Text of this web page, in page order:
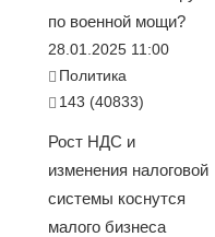
по военной мощи?
28.01.2025 11:00
Политика
143 (40833)
Рост НДС и
изменения налоговой
системы коснутся
малого бизнеса